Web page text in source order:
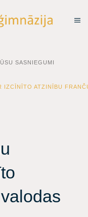
SASNIEGUMI
IZCĪNĪTO ATZINĪBU